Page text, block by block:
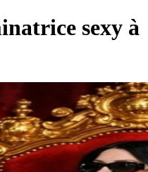
sexy à